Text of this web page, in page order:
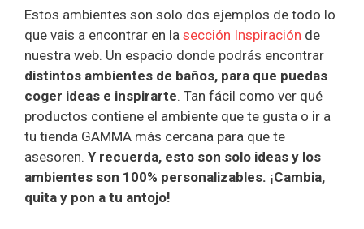
Estos ambientes son solo dos ejemplos de todo lo
que vais a encontrar en la sección Inspiración de
nuestra web. Un espacio donde podrás encontrar
distintos ambientes de baños, para que puedas
coger ideas e inspirarte. Tan fácil como ver qué
productos contiene el ambiente que te gusta o ir a
tu tienda GAMMA más cercana para que te
asesoren. Y recuerda, esto son solo ideas y los
ambientes son 100% personalizables. ¡Cambia,
quita y pon a tu antojo!